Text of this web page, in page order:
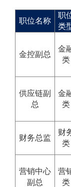
职位名称
职
类
金控副总
金
类
供应链副
总
金
类
财务总监
财
类
营销中心
副总
营
类